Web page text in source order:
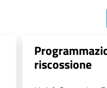
riscossione